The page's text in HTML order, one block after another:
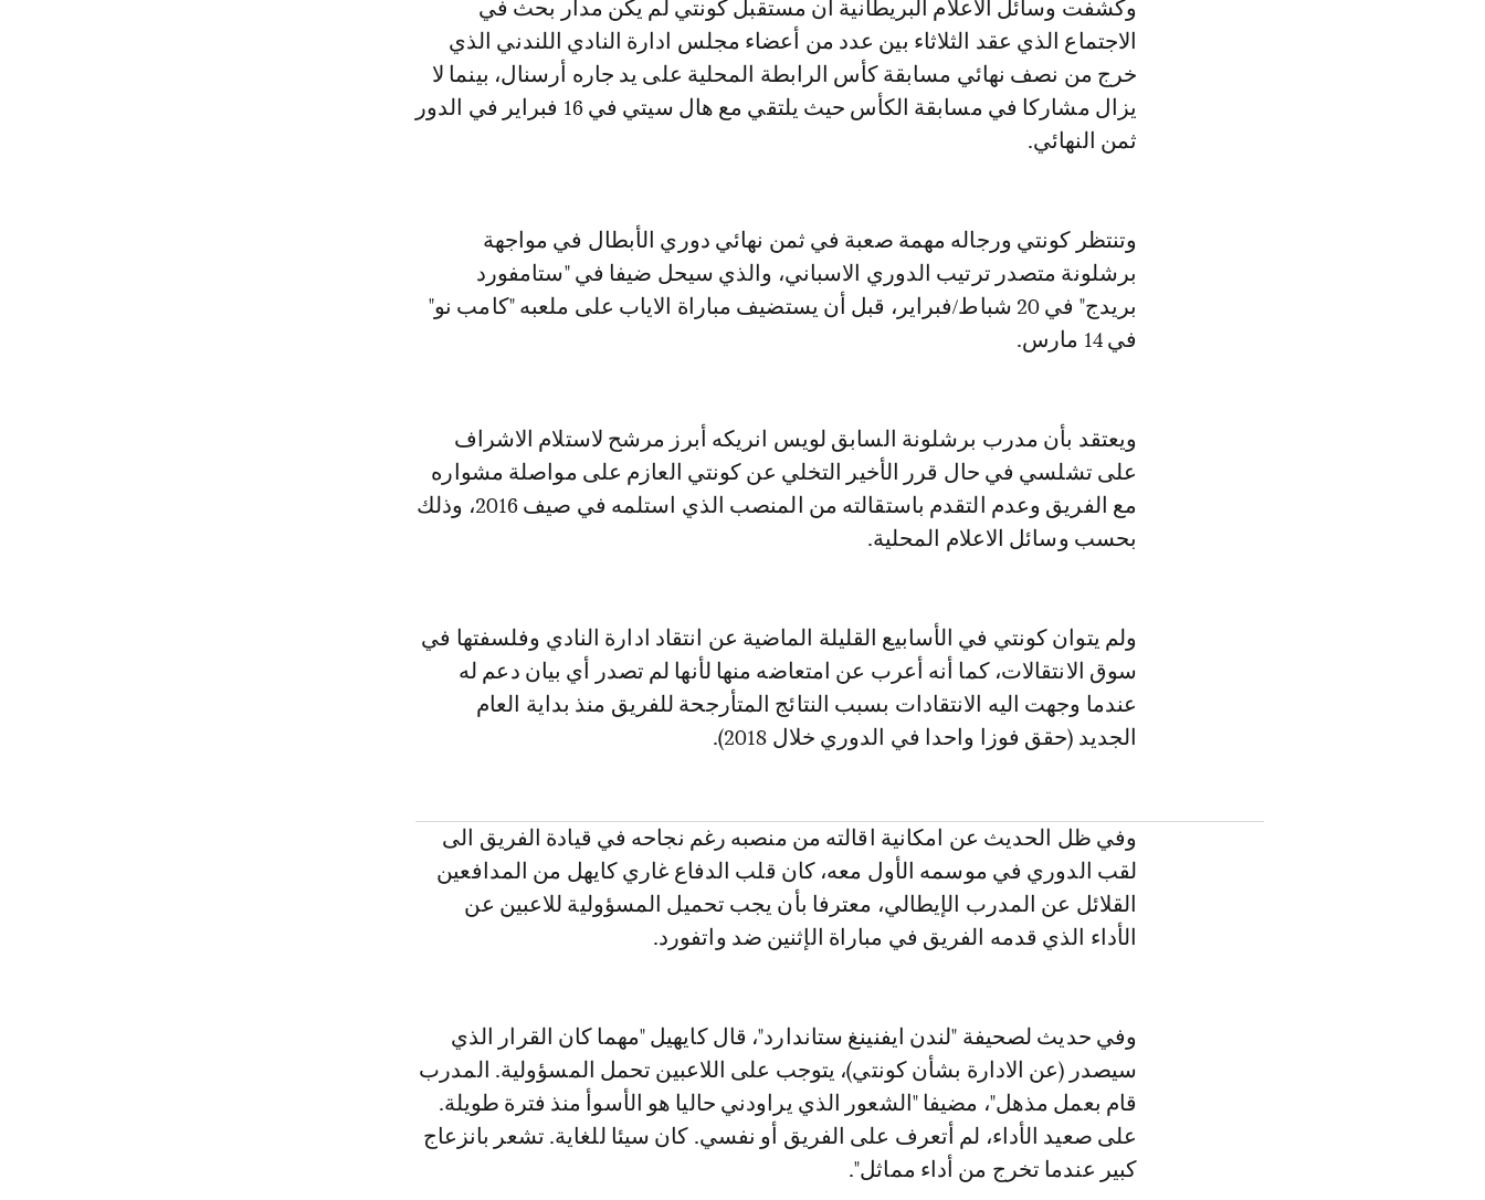
وكشفت وسائل الاعلام البريطانية أن مستقبل كونتي لم يكن مدار بحث في
الاجتماع الذي عقد الثلاثاء بين عدد من أعضاء مجلس ادارة النادي اللندني الذي
خرج من نصف نهائي مسابقة كأس الرابطة المحلية على يد جاره أرسنال، بينما لا
يزال مشاركا في مسابقة الكأس حيث يلتقي مع هال سيتي في 16 فبراير في الدور
ثمن النهائي.
وتنتظر كونتي ورجاله مهمة صعبة في ثمن نهائي دوري الأبطال في مواجهة
برشلونة متصدر ترتيب الدوري الاسباني، والذي سيحل ضيفا في "ستامفورد
بريدج" في 20 شباط/فبراير، قبل أن يستضيف مباراة الاياب على ملعبه "كامب نو"
في 14 مارس.
ويعتقد بأن مدرب برشلونة السابق لويس انريكه أبرز مرشح لاستلام الاشراف
على تشلسي في حال قرر الأخير التخلي عن كونتي العازم على مواصلة مشواره
مع الفريق وعدم التقدم باستقالته من المنصب الذي استلمه في صيف 2016، وذلك
بحسب وسائل الاعلام المحلية.
ولم يتوان كونتي في الأسابيع القليلة الماضية عن انتقاد ادارة النادي وفلسفتها في
سوق الانتقالات، كما أنه أعرب عن امتعاضه منها لأنها لم تصدر أي بيان دعم له
عندما وجهت اليه الانتقادات بسبب النتائج المتأرجحة للفريق منذ بداية العام
الجديد (حقق فوزا واحدا في الدوري خلال 2018).
وفي ظل الحديث عن امكانية اقالته من منصبه رغم نجاحه في قيادة الفريق الى
لقب الدوري في موسمه الأول معه، كان قلب الدفاع غاري كايهل من المدافعين
القلائل عن المدرب الإيطالي، معترفا بأن يجب تحميل المسؤولية للاعبين عن
الأداء الذي قدمه الفريق في مباراة الإثنين ضد واتفورد.
وفي حديث لصحيفة "لندن ايفنينغ ستاندارد"، قال كايهيل "مهما كان القرار الذي
سيصدر (عن الادارة بشأن كونتي)، يتوجب على اللاعبين تحمل المسؤولية. المدرب
قام بعمل مذهل"، مضيفا "الشعور الذي يراودني حاليا هو الأسوأ منذ فترة طويلة.
على صعيد الأداء، لم أتعرف على الفريق أو نفسي. كان سيئا للغاية. تشعر بانزعاج
كبير عندما تخرج من أداء مماثل".